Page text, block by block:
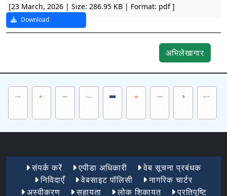
[23 March, 2026 | Size: 286.95 KB | Format: pdf
Download
]
अभिलेखागार
Footer Menu 1
संपर्क करें एपीडा अधिकारी
वेब सूचना प्रबंधक
निविदाएँ
वेबसाइट पॉलिसी
नागरिक चार्टर
अस्वीकरण
सहायता लोक शिकायत प्रतिपुष्टि